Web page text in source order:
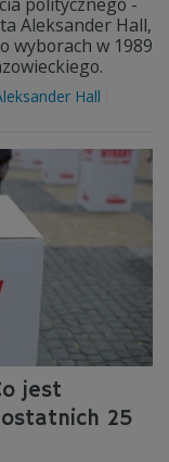
Aleksander Hall,
wyborach w 1989
Hall
jest
25